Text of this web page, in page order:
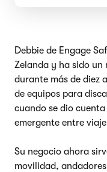
Debbie de Engage
Zelanda y ha sido un
durante más de diez
de equipos para
cuando se dio
emergente entre
Su negocio ahora
movilidad,